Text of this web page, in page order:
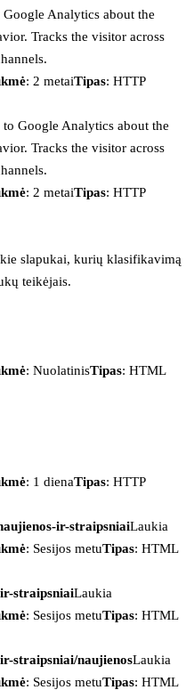
Google Analytics about the
Tracks the visitor across
: 2 metaiTipas: HTTP
to Google Analytics about the
Tracks the visitor across
: 2 metaiTipas: HTTP
slapukai, kurių klasifikavimą
teikėjais.
: NuolatinisTipas: HTML
: 1 dienaTipas: HTTP
ir-straipsniaiLaukia
: Sesijos metuTipas: HTML
straipsniaiLaukia
: Sesijos metuTipas: HTML
straipsniai/naujienosLaukia
: Sesijos metuTipas: HTML